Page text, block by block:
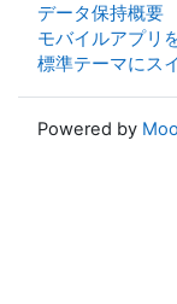
データ保持概要
モバイルアプリ
標準テーマにス
Powered by